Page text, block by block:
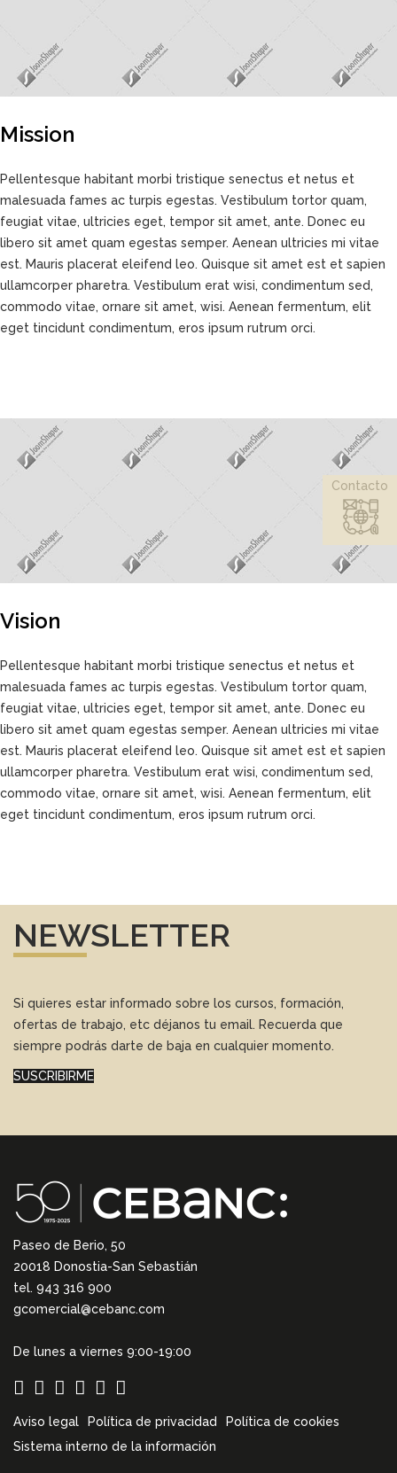
Mission
Pellentesque habitant morbi tristique senectus et netus et
malesuada fames ac turpis egestas. Vestibulum tortor quam,
feugiat vitae, ultricies eget, tempor sit amet, ante. Donec eu
libero sit amet quam egestas semper. Aenean ultricies mi vitae
est. Mauris placerat eleifend leo. Quisque sit amet est et sapien
ullamcorper pharetra. Vestibulum erat wisi, condimentum sed,
commodo vitae, ornare sit amet, wisi. Aenean fermentum, elit
eget tincidunt condimentum, eros ipsum rutrum orci.
Vision
Pellentesque habitant morbi tristique senectus et netus et
malesuada fames ac turpis egestas. Vestibulum tortor quam,
feugiat vitae, ultricies eget, tempor sit amet, ante. Donec eu
libero sit amet quam egestas semper. Aenean ultricies mi vitae
est. Mauris placerat eleifend leo. Quisque sit amet est et sapien
ullamcorper pharetra. Vestibulum erat wisi, condimentum sed,
commodo vitae, ornare sit amet, wisi. Aenean fermentum, elit
eget tincidunt condimentum, eros ipsum rutrum orci.
NEWSLETTER
Si quieres estar informado sobre los cursos, formación,
ofertas de trabajo, etc déjanos tu email. Recuerda que
siempre podrás darte de baja en cualquier momento.
SUSCRIBIRME
Paseo de Berio, 50
20018 Donostia-San Sebastián
tel. 943 316 900
gcomercial@cebanc.com
De lunes a viernes 9:00-19:00
Aviso legal Política de privacidad
Política de cookies
Sistema interno de la información
Contacto